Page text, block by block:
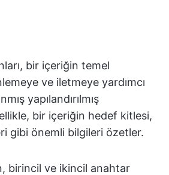
bir içeriğin temel
ve iletmeye yardımcı
yapılandırılmış
bir içeriğin hedef kitlesi,
gibi önemli bilgileri özetler.
birincil ve ikincil anahtar